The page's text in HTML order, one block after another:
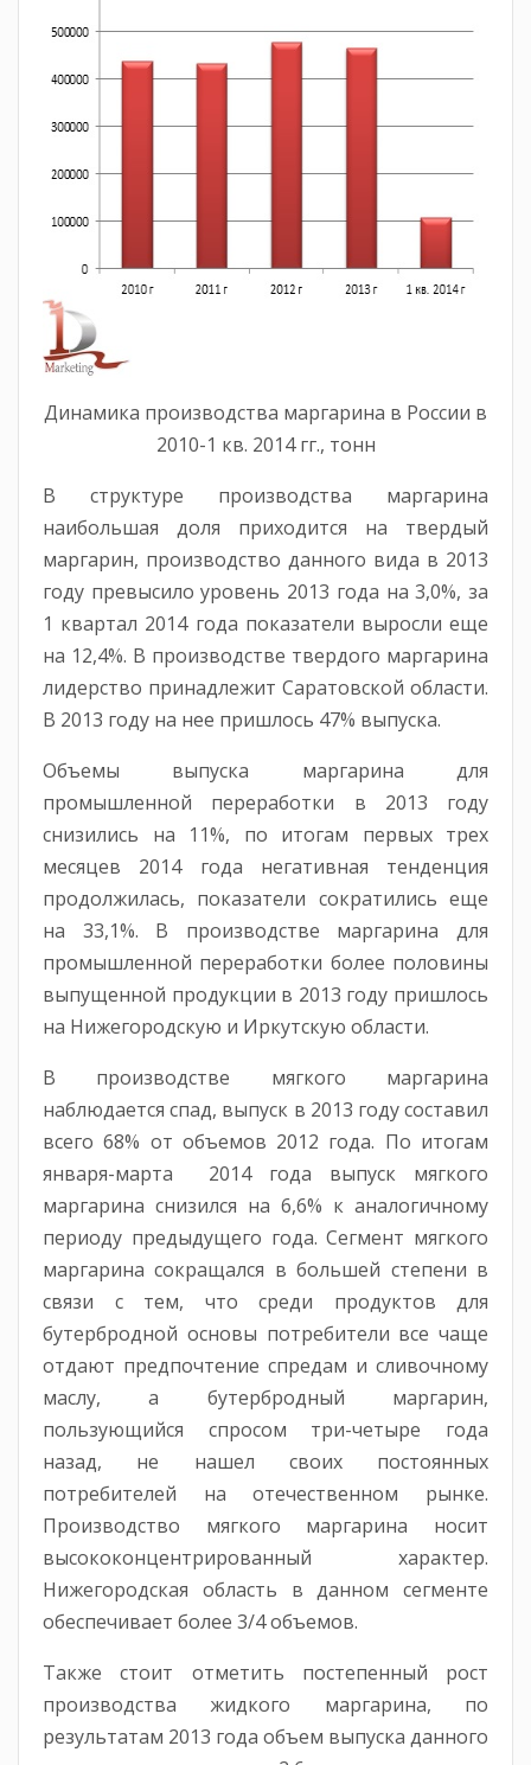
Динамика производства маргарина в России в
2010-1 кв. 2014 гг., тонн
В структуре производства маргарина
наибольшая доля приходится на твердый
маргарин, производство данного вида в 2013
году превысило уровень 2013 года на 3,0%, за
1 квартал 2014 года показатели выросли еще
на 12,4%. В производстве твердого маргарина
лидерство принадлежит Саратовской области.
В 2013 году на нее пришлось 47% выпуска.
Объемы выпуска маргарина для
промышленной переработки в 2013 году
снизились на 11%, по итогам первых трех
месяцев 2014 года негативная тенденция
продолжилась, показатели сократились еще
на 33,1%. В производстве маргарина для
промышленной переработки более половины
выпущенной продукции в 2013 году пришлось
на Нижегородскую и Иркутскую области.
В производстве мягкого маргарина
наблюдается спад, выпуск в 2013 году составил
всего 68% от объемов 2012 года. По итогам
января-марта 2014 года выпуск мягкого
маргарина снизился на 6,6% к аналогичному
периоду предыдущего года. Сегмент мягкого
маргарина сокращался в большей степени в
связи с тем, что среди продуктов для
бутербродной основы потребители все чаще
отдают предпочтение спредам и сливочному
маслу, а бутербродный маргарин,
пользующийся спросом три-четыре года
назад, не нашел своих постоянных
потребителей на отечественном рынке.
Производство мягкого маргарина носит
высококонцентрированный характер.
Нижегородская область в данном сегменте
обеспечивает более 3/4 объемов.
Также стоит отметить постепенный рост
производства жидкого маргарина, по
результатам 2013 года объем выпуска данного